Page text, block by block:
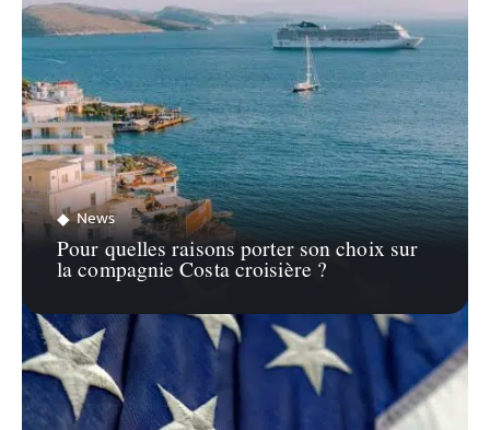
News
Pour quelles raisons porter son choix sur
la compagnie Costa croisière ?